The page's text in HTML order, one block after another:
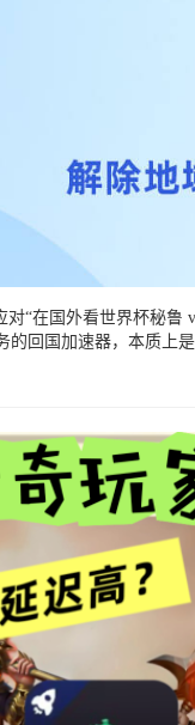
对“在国外看世界杯秘
的回国加速器，本质上